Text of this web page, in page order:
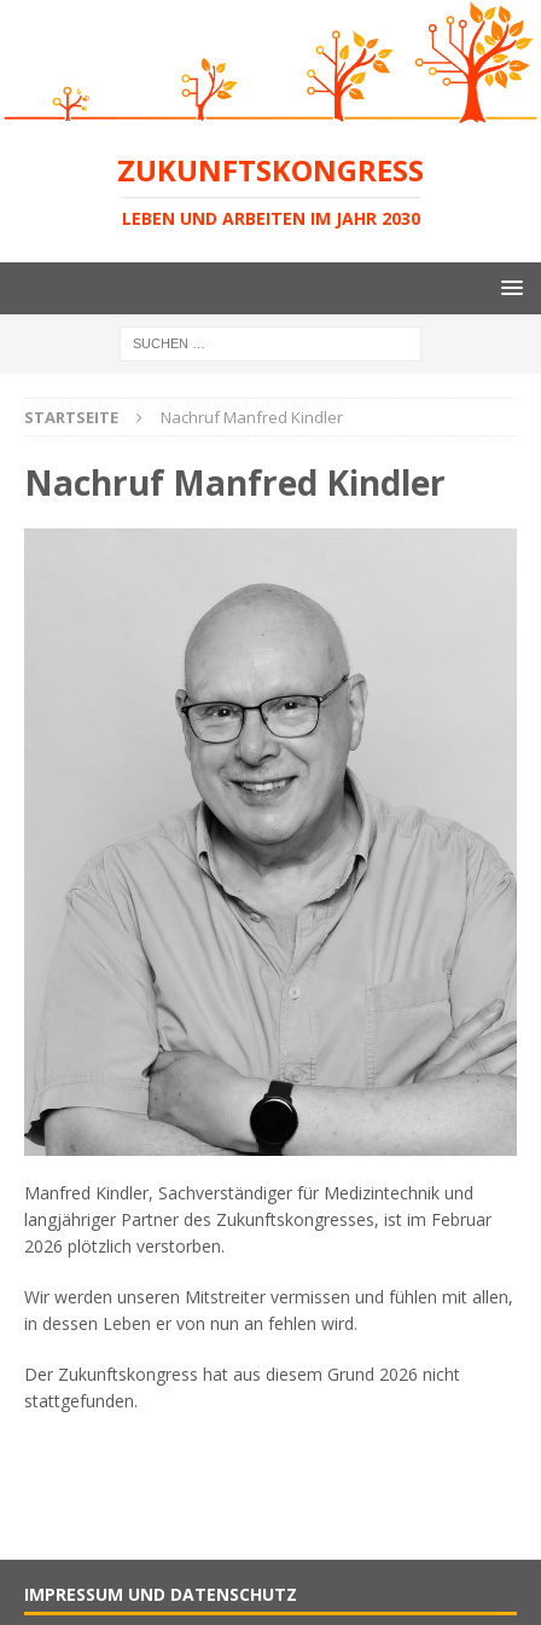
ZUKUNFTSKONGRESS
LEBEN UND ARBEITEN IM JAHR 2030
STARTSEITE Nachruf Manfred Kindler
Nachruf Manfred Kindler
Manfred Kindler, Sachverständiger für Medizintechnik und
langjähriger Partner des Zukunftskongresses, ist im Februar
2026 plötzlich verstorben.
Wir werden unseren Mitstreiter vermissen und fühlen mit allen,
in dessen Leben er von nun an fehlen wird.
Der Zukunftskongress hat aus diesem Grund 2026 nicht
stattgefunden.
IMPRESSUM UND DATENSCHUTZ